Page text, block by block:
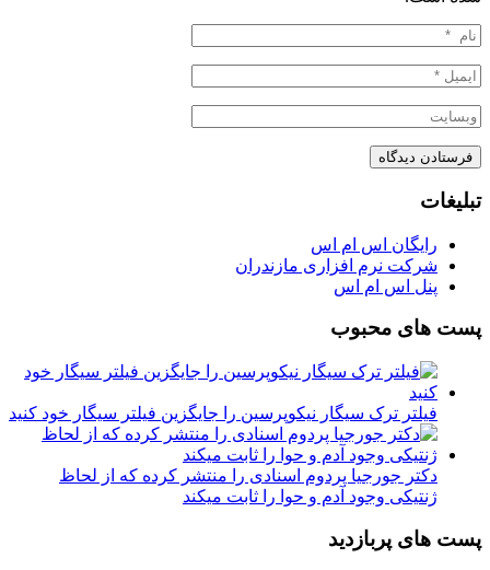
تبلیغات
رایگان اس ام اس
شرکت نرم افزاری مازندران
پنل اس ام اس
پست های محبوب
فیلتر ترک سیگار نیکوپرسین را جایگزین فیلتر سیگار خود کنید
دکتر جورجیا پردوم اسنادی را منتشر کرده که از لحاظ
ژنتیکی وجود آدم و حوا را ثابت میکند
پست های پربازدید